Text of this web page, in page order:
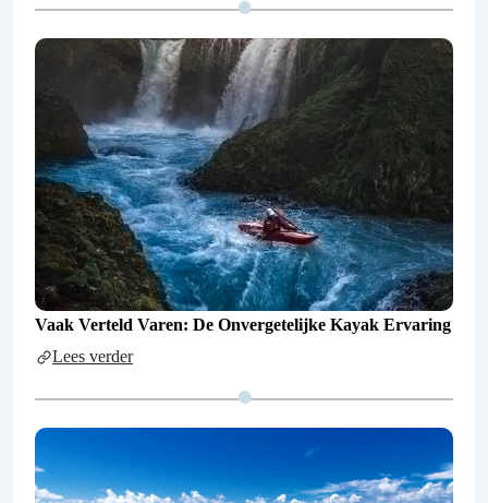
Vaak Verteld Varen: De Onvergetelijke Kayak Ervaring
Lees verder